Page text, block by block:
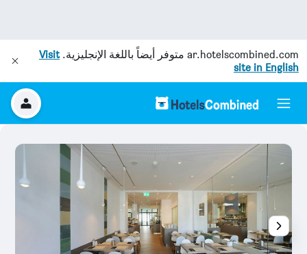
ar.hotelscombined.com متوفر أيضاً باللغة الإنجليزية.Visit
site in English